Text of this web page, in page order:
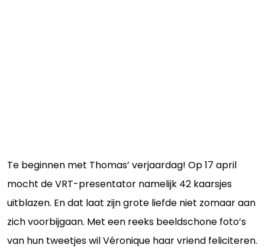
Te beginnen met Thomas’ verjaardag! Op 17 april
mocht de VRT-presentator namelijk 42 kaarsjes
uitblazen. En dat laat zijn grote liefde niet zomaar aan
zich voorbijgaan. Met een reeks beeldschone foto’s
van hun tweetjes wil Véronique haar vriend feliciteren.